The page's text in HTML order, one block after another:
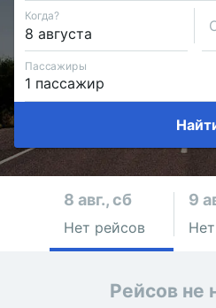
Когда?
Пассажиры
8 авг., сб
Нет рейсов
9
Рейсов не